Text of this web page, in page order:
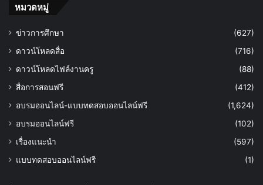
หมวดหมู่
ข่าวการศึกษา
(627)
ดาวน์โหลดสื่อ
(716)
ดาวน์โหลดไฟล์งานครู
(88)
สื่อการสอนฟรี
(412)
อบรมออนไลน์-แบบทดสอบออนไลน์ฟรี
(1,624)
อบรมออนไลน์ฟรี
(102)
เรื่องแนะนำ
(597)
แบบทดสอบออนไลน์ฟรี
(1)